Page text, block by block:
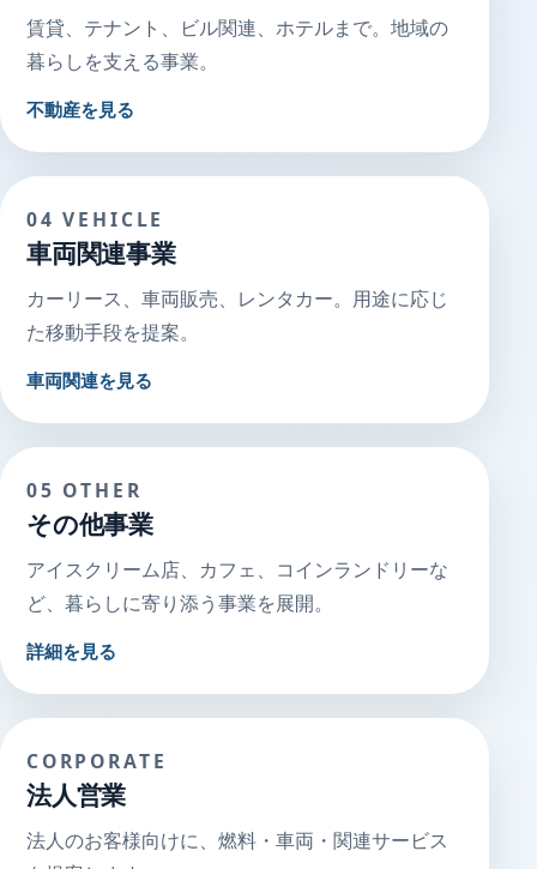
賃貸、テナント、ビル関連、ホテルまで。地域の
暮らしを支える事業。
不動産を見る
04 VEHICLE
車両関連事業
カーリース、車両販売、レンタカー。用途に応じ
た移動手段を提案。
車両関連を見る
05 OTHER
その他事業
アイスクリーム店、カフェ、コインランドリーな
ど、暮らしに寄り添う事業を展開。
詳細を見る
CORPORATE
法人営業
法人のお客様向けに、燃料・車両・関連サービス